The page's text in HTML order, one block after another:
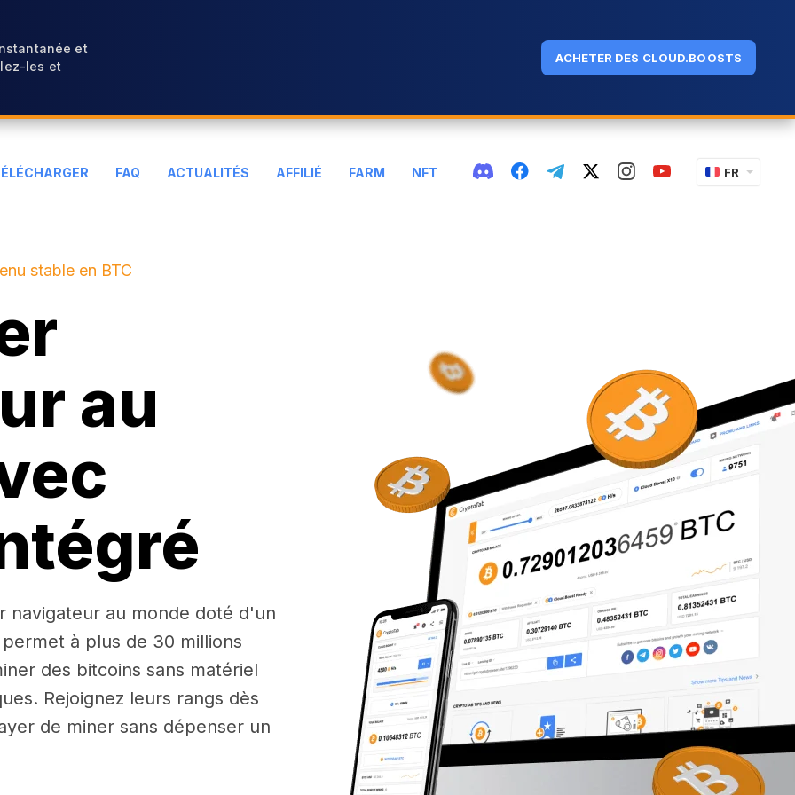
et
les et
ACHETER DES CLOUD.BOOSTS
FAQ ACTUALITÉS AFFILIÉ FARM NFT FR
stable en BTC
au
navigateur au monde doté d'un
à plus de 30 millions
des bitcoins sans matériel
Rejoignez leurs rangs dès
de miner sans dépenser un